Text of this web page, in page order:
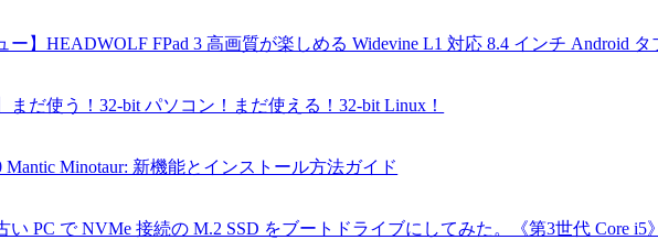
ー】HEADWOLF FPad 3 高画質が楽しめる Widevine L1 対応 8.4 インチ Android タ
まだ使う！32-bit パソコン！まだ使える！32-bit Linux！
Mantic Minotaur: 新機能とインストール方法ガイド
い PC で NVMe 接続の M.2 SSD をブートドライブにしてみた。《第3世代 Core i5》